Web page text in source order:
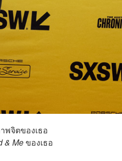
พจิตของเธอ
& Meของเธอ